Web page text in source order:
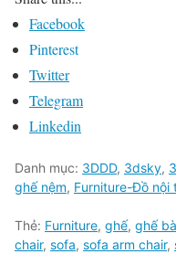
Facebook
Pinterest
Twitter
Telegram
Linkedin
Danh mục: 3DDD, 3dsky,
ghế nệm, Furniture-Đồ nội
Thẻ: Furniture, ghế, ghế
chair, sofa, sofa arm chair,